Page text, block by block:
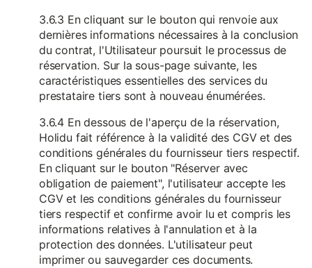
3.6.3 En cliquant sur le bouton qui renvoie aux
dernières informations nécessaires à la conclusion
du contrat, l'Utilisateur poursuit le processus de
réservation. Sur la sous-page suivante, les
caractéristiques essentielles des services du
prestataire tiers sont à nouveau énumérées.
3.6.4 En dessous de l'aperçu de la réservation,
Holidu fait référence à la validité des CGV et des
conditions générales du fournisseur tiers respectif.
En cliquant sur le bouton "Réserver avec
obligation de paiement", l'utilisateur accepte les
CGV et les conditions générales du fournisseur
tiers respectif et confirme avoir lu et compris les
informations relatives à l'annulation et à la
protection des données. L'utilisateur peut
imprimer ou sauvegarder ces documents.